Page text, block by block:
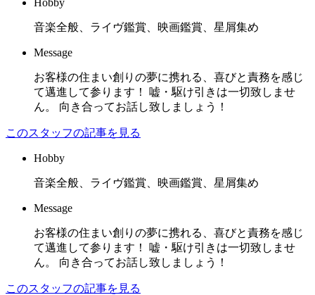
音楽全般、ライヴ鑑賞、映画鑑賞、星屑集め
Message
お客様の住まい創りの夢に携れる、喜びと責務を感じ
て邁進して参ります！ 嘘・駆け引きは一切致しませ
ん。 向き合ってお話し致しましょう！
このスタッフの記事を見る
Hobby
音楽全般、ライヴ鑑賞、映画鑑賞、星屑集め
Message
お客様の住まい創りの夢に携れる、喜びと責務を感じ
て邁進して参ります！ 嘘・駆け引きは一切致しませ
ん。 向き合ってお話し致しましょう！
このスタッフの記事を見る